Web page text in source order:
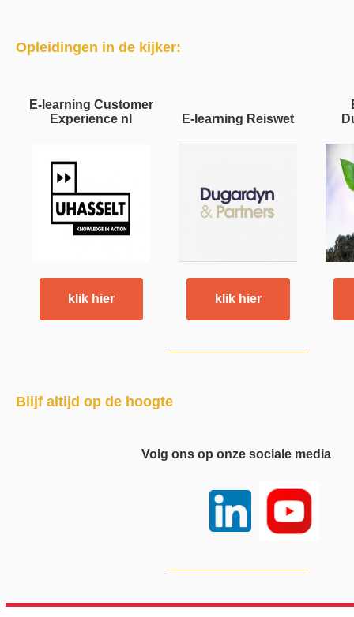
Opleidingen in de kijker:
E-learning Customer
Experience nl
klik hier
E-learning Reiswet
klik hier
Blijf altijd op de hoogte
Volg ons op onze sociale media